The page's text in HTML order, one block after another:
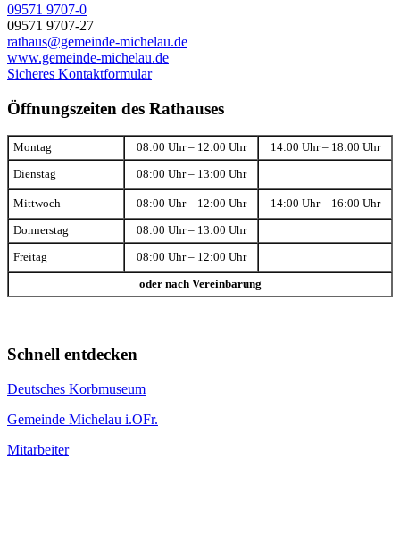
09571 9707-0
09571 9707-27
rathaus@gemeinde-michelau.de
www.gemeinde-michelau.de
Sicheres Kontaktformular
Öffnungszeiten des Rathauses
Montag 08:00 Uhr – 12:00 Uhr 14:00 Uhr – 18:00 Uhr
Dienstag 08:00 Uhr – 13:00 Uhr
Mittwoch 08:00 Uhr – 12:00 Uhr 14:00 Uhr – 16:00 Uhr
Donnerstag 08:00 Uhr – 13:00 Uhr
Freitag 08:00 Uhr – 12:00 Uhr
oder nach Vereinbarung
Schnell entdecken
Deutsches Korbmuseum
Gemeinde Michelau i.OFr.
Mitarbeiter